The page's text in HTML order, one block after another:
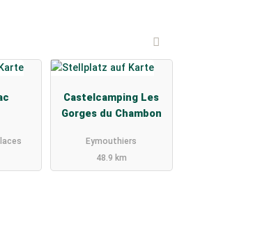
Castelcamping Les
Gorges du Chambon
Eymouthiers
48.9 km